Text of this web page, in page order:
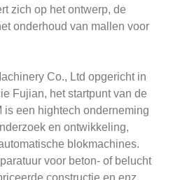
zich op het ontwerp, de
onderhoud van mallen voor
Co., Ltd opgericht in
Fujian, het startpunt van de
is een hightech onderneming
en ontwikkeling,
blokmachines.
voor beton- of belucht